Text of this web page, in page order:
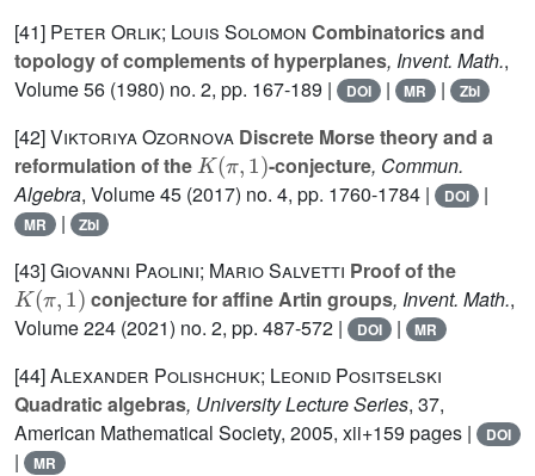
[41] Peter Orlik; Louis Solomon Combinatorics and
topology of complements of hyperplanes, Invent. Math.,
Volume 56 (1980) no. 2, pp. 167-189 | DOI | MR | Zbl
[42]Viktoriya Ozornova Discrete Morse theory and a
reformulation of the
K(π,1)
-conjecture, Commun.
Algebra, Volume 45 (2017) no. 4, pp. 1760-1784 | DOI |
MR | Zbl
[43]Giovanni Paolini; Mario Salvetti Proof of the
K(π,1)
conjecture for affine Artin groups, Invent. Math.,
Volume 224 (2021) no. 2, pp. 487-572 | DOI | MR
[44]Alexander Polishchuk; Leonid Positselski
Quadratic algebras, University Lecture Series, 37,
American Mathematical Society, 2005, xii+159 pages |
DOI
| MR